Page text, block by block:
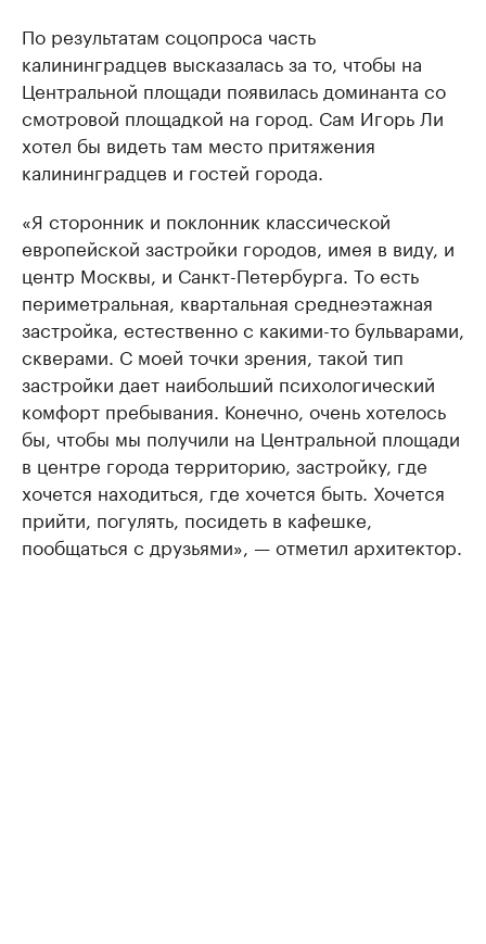
По результатам соцопроса часть
калининградцев высказалась за то, чтобы на
Центральной площади появилась доминанта со
смотровой площадкой на город. Сам Игорь Ли
хотел бы видеть там место притяжения
калининградцев и гостей города.
«Я сторонник и поклонник классической
европейской застройки городов, имея в виду, и
центр Москвы, и Санкт-Петербурга. То есть
периметральная, квартальная среднеэтажная
застройка, естественно с какими-то бульварами,
скверами. С моей точки зрения, такой тип
застройки дает наибольший психологический
комфорт пребывания. Конечно, очень хотелось
бы, чтобы мы получили на Центральной площади
в центре города территорию, застройку, где
хочется находиться, где хочется быть. Хочется
прийти, погулять, посидеть в кафешке,
пообщаться с друзьями», — отметил архитектор.